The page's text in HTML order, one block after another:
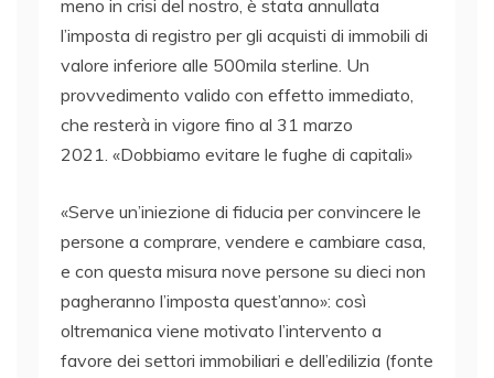
meno in crisi del nostro, è stata annullata
l’imposta di registro per gli acquisti di immobili di
valore inferiore alle 500mila sterline. Un
provvedimento valido con effetto immediato,
che resterà in vigore fino al 31 marzo
2021. «Dobbiamo evitare le fughe di capitali»
«Serve un’iniezione di fiducia per convincere le
persone a comprare, vendere e cambiare casa,
e con questa misura nove persone su dieci non
pagheranno l’imposta quest’anno»: così
oltremanica viene motivato l’intervento a
favore dei settori immobiliari e dell’edilizia (fonte